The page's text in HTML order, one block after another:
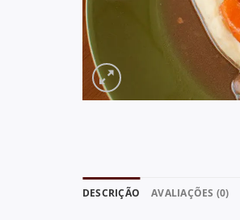
DESCRIÇÃO AVALIAÇÕES (0)